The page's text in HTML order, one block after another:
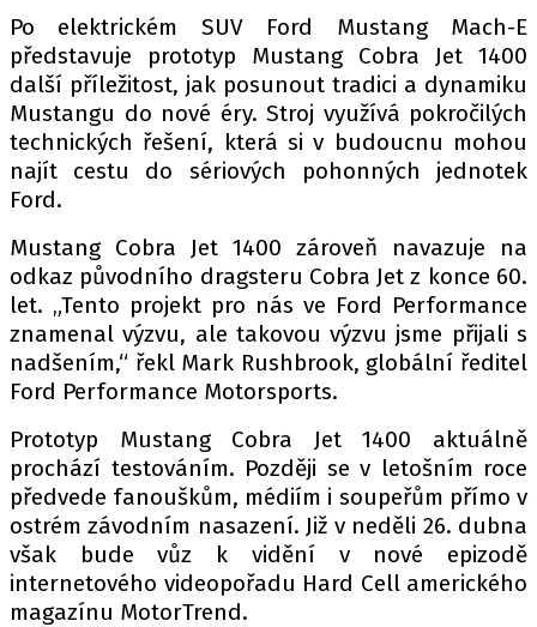
Máte příběh, fotku nebo video?
Pošlete e-mail na autoroad.cz
ETICKÝ KODEX
VYDAVATEL
INZERCE
OSOBNÍ ÚDAJE / COOKIES
INCORP MEDIA GROUP s.r.o., IČ: 118 23 054
Po elektrickém SUV Ford Mustang Mach-E
představuje prototyp Mustang Cobra Jet 1400
další příležitost, jak posunout tradici a dynamiku
Mustangu do nové éry. Stroj využívá pokročilých
technických řešení, která si v budoucnu mohou
najít cestu do sériových pohonných jednotek
Ford.
Mustang Cobra Jet 1400 zároveň navazuje na
odkaz původního dragsteru Cobra Jet z konce 60.
let. „Tento projekt pro nás ve Ford Performance
znamenal výzvu, ale takovou výzvu jsme přijali s
nadšením,“ řekl Mark Rushbrook, globální ředitel
Ford Performance Motorsports.
Prototyp Mustang Cobra Jet 1400 aktuálně
prochází testováním. Později se v letošním roce
předvede fanouškům, médiím i soupeřům přímo v
ostrém závodním nasazení. Již v neděli 26. dubna
však bude vůz k vidění v nové epizodě
internetového videopořadu Hard Cell amerického
magazínu MotorTrend.